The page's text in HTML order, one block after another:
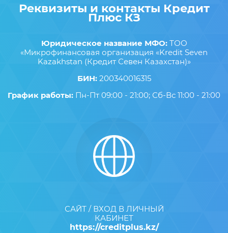
Реквизиты и контакты Кредит
Плюс КЗ
Юридическое название МФО:ТОО
«Микрофинансовая организация «Kredit Seven
Kazakhstan (Кредит Севен Казахстан)»
БИН:200340016315
График работы: Пн-Пт 09:00 - 21:00; Сб-Вс 11:00 - 21:00
САЙТ / ВХОД В ЛИЧНЫЙ
КАБИНЕТ
https://creditplus.kz/